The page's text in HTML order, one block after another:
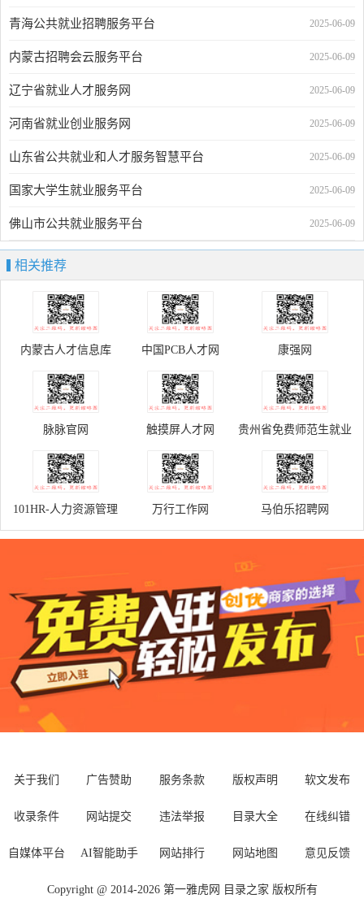
2025-06-09
青海公共就业招聘服务平台
2025-06-09
内蒙古招聘会云服务平台
2025-06-09
辽宁省就业人才服务网
2025-06-09
河南省就业创业服务网
2025-06-09
山东省公共就业和人才服务智慧平台
2025-06-09
国家大学生就业服务平台
2025-06-09
佛山市公共就业服务平台
相关推荐
内蒙古人才信息库 中国PCB人才网 康强网
脉脉官网 触摸屏人才网 贵州省免费师范生就业
服务信息网
101HR-人力资源管理 万行工作网 马伯乐招聘网
关于我们 广告赞助 服务条款 版权声明 软文发布
收录条件 网站提交 违法举报 目录大全 在线纠错
自媒体平台 AI智能助手 网站排行 网站地图 意见反馈
Copyright @ 2014-2026 第一雅虎网 目录之家 版权所有